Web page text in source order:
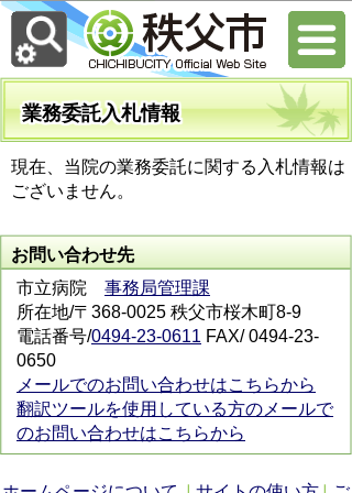
業務委託入札情報
現在、当院の業務委託に関する入札情報は
ございません。
お問い合わせ先
市立病院 事務局管理課
所在地/〒368-0025 秩父市桜木町8-9
電話番号/0494-23-0611 FAX/ 0494-23-
0650
メールでのお問い合わせはこちらから
翻訳ツールを使用している方のメールで
のお問い合わせはこちらから